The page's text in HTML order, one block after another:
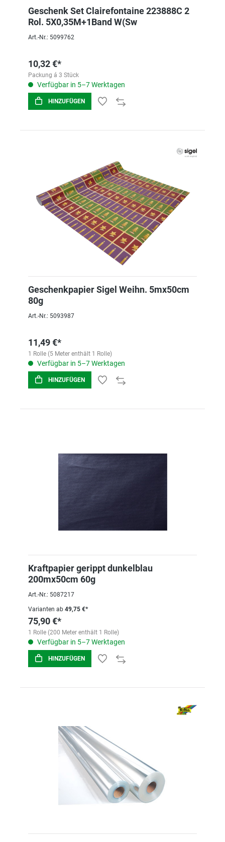
Geschenk Set Clairefontaine 223888C 2
Rol. 5X0,35M+1Band W(Sw
Art.-Nr.: 5099762
10,32 €*
Packung á 3 Stück
Verfügbar in 5–7 Werktagen
HINZUFÜGEN
Geschenkpapier Sigel Weihn. 5mx50cm
80g
Art.-Nr.: 5093987
11,49 €*
1 Rolle (5 Meter enthält 1 Rolle)
Verfügbar in 5–7 Werktagen
HINZUFÜGEN
Kraftpapier gerippt dunkelblau
200mx50cm 60g
Art.-Nr.: 5087217
Varianten ab 49,75 €*
75,90 €*
1 Rolle (200 Meter enthält 1 Rolle)
Verfügbar in 5–7 Werktagen
HINZUFÜGEN